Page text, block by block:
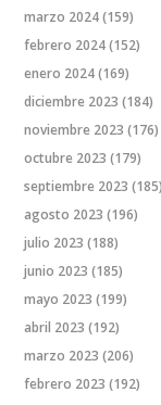
marzo 2024(159)
febrero 2024(152)
enero 2024(169)
diciembre 2023 (184)
noviembre 2023 (176)
octubre 2023 (179)
septiembre 2023 (185)
agosto 2023 (196)
julio 2023 (188)
junio 2023 (185)
mayo 2023 (199)
abril 2023 (192)
marzo 2023 (206)
febrero 2023 (192)